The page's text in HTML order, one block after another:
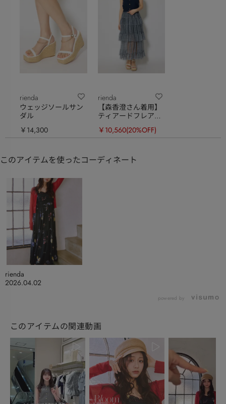
rienda
ウェッジソールサン
ダル
￥14,300
rienda
【森香澄さん着用】
ティアードフレアチ
ストスカート
￥10,560(20%OFF)
このアイテムを使ったコーディネート
2026.04.02
rienda
powered by
このアイテムの関連動画